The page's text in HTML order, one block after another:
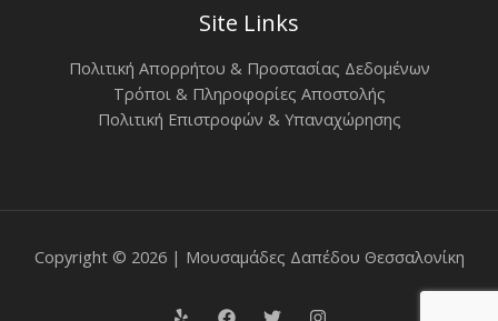
Site Links
Πολιτική Απορρήτου & Προστασίας Δεδομένων
Τρόποι & Πληροφορίες Αποστολής
Πολιτική Επιστροφών & Υπαναχώρησης
Copyright © 2026 | Μουσαμάδες Δαπέδου Θεσσαλονίκη